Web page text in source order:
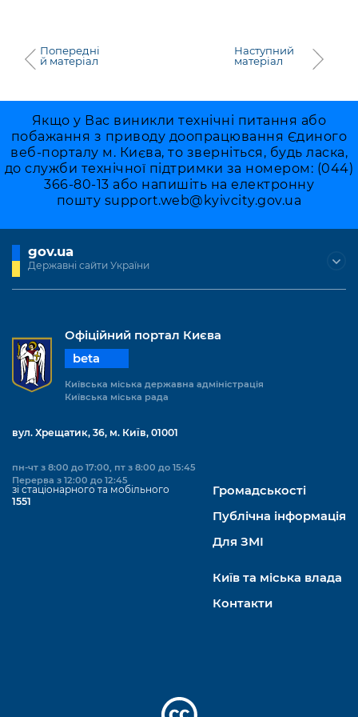
Попередні
й матеріал
Наступний
матеріал
Якщо у Вас виникли технічні питання або
побажання з приводу доопрацювання Єдиного
веб-порталу м. Києва, то зверніться, будь ласка,
до служби технічної підтримки за номером: (044)
366-80-13 або напишіть на електронну
пошту support.web@kyivcity.gov.ua
gov.ua
Державні сайти України
Офіційний портал Києва
beta
Київська міська державна адміністрація
Київська міська рада
вул. Хрещатик, 36, м. Київ, 01001
пн-чт з 8:00 до 17:00, пт з 8:00 до 15:45
Перерва з 12:00 до 12:45
зі стаціонарного та мобільного
1551
Громадськості
Публічна інформація
Для ЗМІ
Київ та міська влада
Контакти